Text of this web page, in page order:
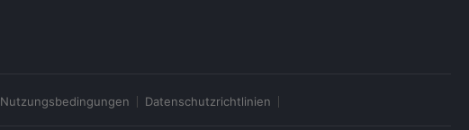
Nutzungsbedingungen Datenschutzrichtlinien